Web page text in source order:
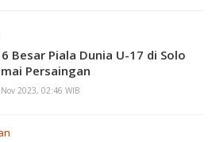
Besar Piala Dunia U-17 di Solo
Persaingan
2023, 02:46 WIB